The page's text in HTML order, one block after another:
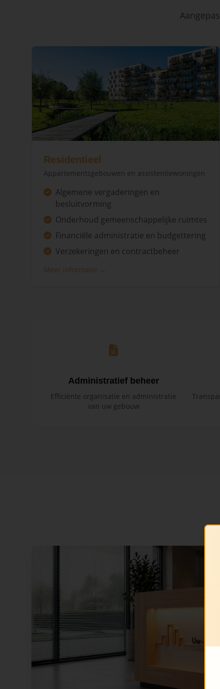
Residentieel
Appartementsgebouwen en assistentiewoningen
Algemene vergaderingen en
besluitvorming
Onderhoud gemeenschappelijke ruimtes
Financiële administratie en budgettering
Verzekeringen en contractbeheer
Meer informatie →
Administratief beheer
Efficiënte organisatie en administratie
van uw gebouw